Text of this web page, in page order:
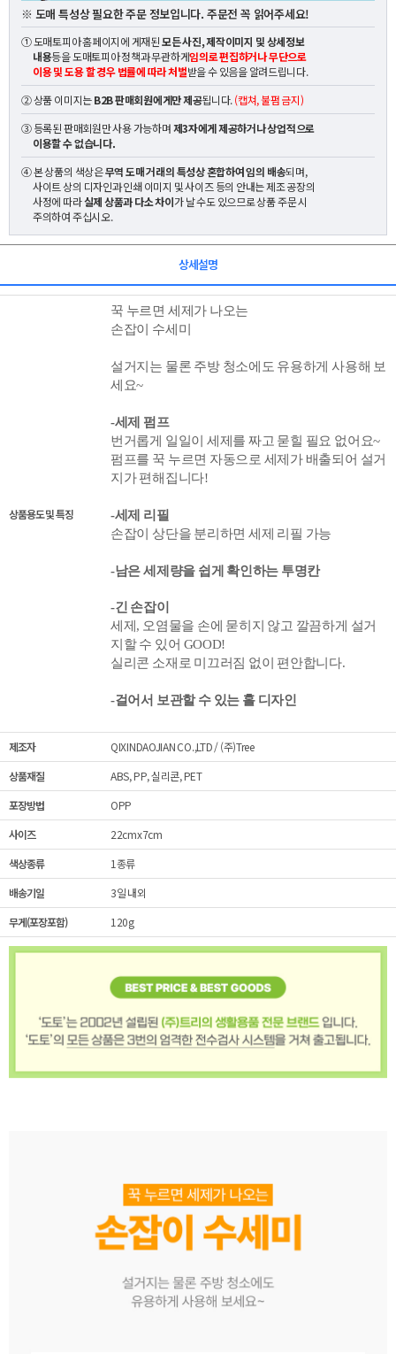
※ 도매 특성상 필요한 주문 정보입니다. 주문전 꼭 읽어주세요!
① 도매토피아 홈페이지에 게재된모든 사진, 제작이미지 및 상세정보
내용등을 도매토피아 정책과 무관하게임의로 편집하거나 무단으로
이용 및 도용 할 경우 법률에 따라 처벌받을 수 있음을 알려드립니다.
② 상품 이미지는B2B 판매회원에게만 제공됩니다.(캡쳐, 불펌 금지)
③ 등록된 판매회원만 사용 가능하며제3자에게 제공하거나 상업적으로
이용할 수 없습니다.
④ 본 상품의 색상은무역 도매 거래의 특성상 혼합하여 임의 배송되며,
사이트 상의 디자인과 인쇄 이미지 및 사이즈 등의 안내는 제조 공장의
사정에 따라실제 상품과 다소 차이가 날 수도 있으므로 상품 주문 시
주의하여 주십시오.
상세설명
상품용도 및 특징
꾹 누르면 세제가 나오는
손잡이 수세미
설거지는 물론 주방 청소에도 유용하게 사용해 보
세요~
-세제 펌프
번거롭게 일일이 세제를 짜고 묻힐 필요 없어요~
펌프를 꾹 누르면 자동으로 세제가 배출되어 설거
지가 편해집니다!
-세제 리필
손잡이 상단을 분리하면 세제 리필 가능
-남은 세제량을 쉽게 확인하는 투명칸
-긴 손잡이
세제, 오염물을 손에 묻히지 않고 깔끔하게 설거
지할 수 있어 GOOD!
실리콘 소재로 미끄러짐 없이 편안합니다.
-걸어서 보관할 수 있는 홀 디자인
제조자
QIXINDAOJIAN CO.,LTD / (주)Tree
상품재질
ABS, PP, 실리콘, PET
포장방법
OPP
사이즈
22cmx7cm
색상종류
1종류
배송기일
3일 내외
무게(포장포함)
120g